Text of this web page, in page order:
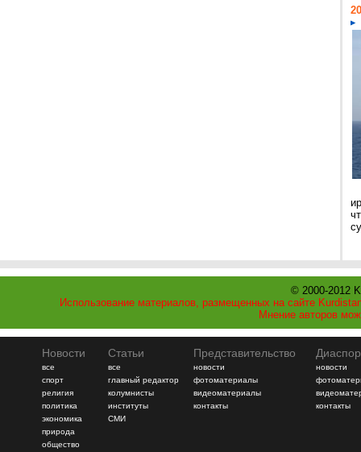
© 2000-2012
Использование материалов, размещенных на сайте
Мнение авторов
Новости
все
спорт
религия
политика
экономика
природа
общество
Статьи
все
главный редактор
колумнисты
институты
СМИ
Представительство
новости
фотоматериалы
видеоматериалы
контакты
новости
контакты